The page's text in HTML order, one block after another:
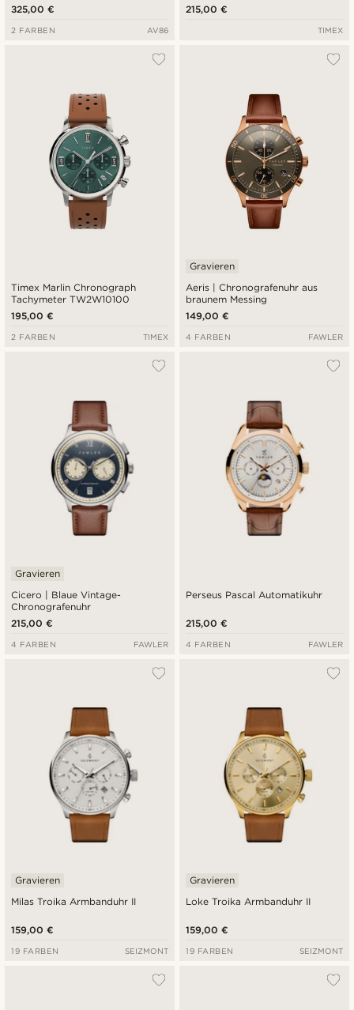
325,00 €
2 FARBEN AV86
215,00 €
TIMEX
Timex Marlin Chronograph
Tachymeter TW2W10100
195,00 €
2 FARBEN TIMEX
Aeris | Chronografenuhr aus
braunem Messing
Gravieren
149,00 €
4 FARBEN FAWLER
Cicero | Blaue Vintage-
Chronografenuhr
Gravieren
215,00 €
4 FARBEN FAWLER
Perseus Pascal Automatikuhr
215,00 €
4 FARBEN FAWLER
Milas Troika Armbanduhr II
Gravieren
159,00 €
19 FARBEN SEIZMONT
Loke Troika Armbanduhr II
Gravieren
159,00 €
19 FARBEN SEIZMONT